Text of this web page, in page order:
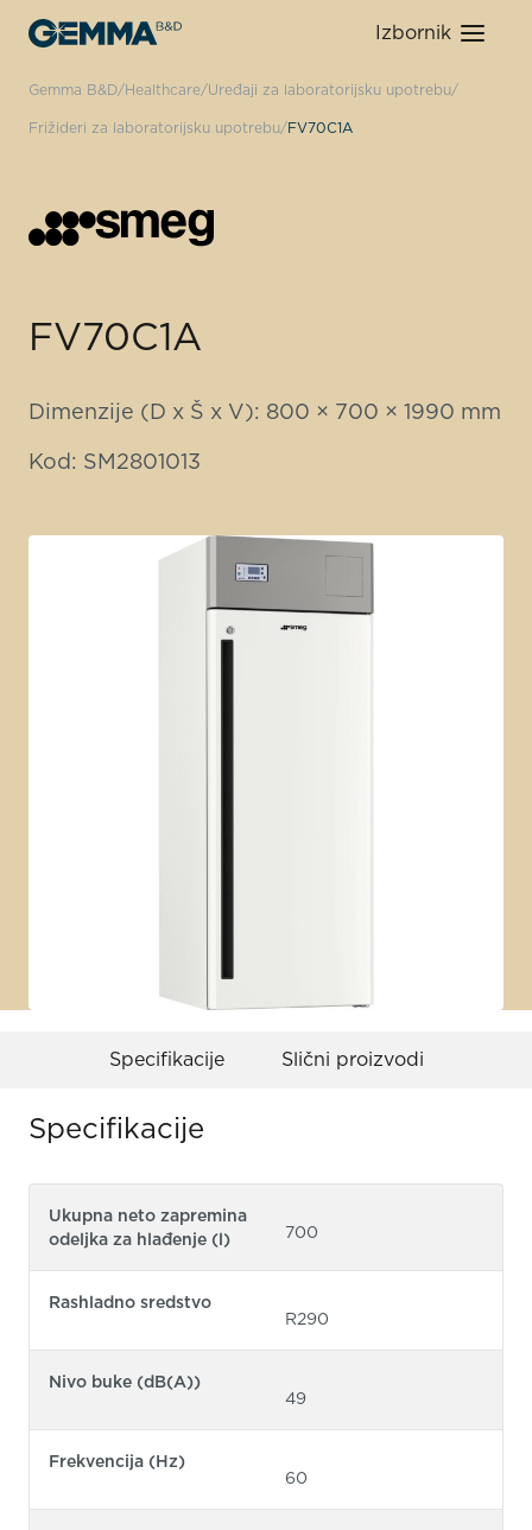
Izbornik
Gemma B&D Healthcare Uređaji za laboratorijsku upotrebu
Frižideri za laboratorijsku upotrebu FV70C1A
FV70C1A
Dimenzije (D x Š x V): 800 × 700 × 1990 mm
Kod: SM2801013
Specifikacije Slični proizvodi
Specifikacije
Ukupna neto zapremina
odeljka za hlađenje (l)
700
Rashladno sredstvo
R290
Nivo buke (dB(A))
49
Frekvencija (Hz)
60